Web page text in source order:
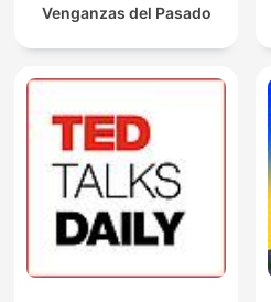
Venganzas del Pasado